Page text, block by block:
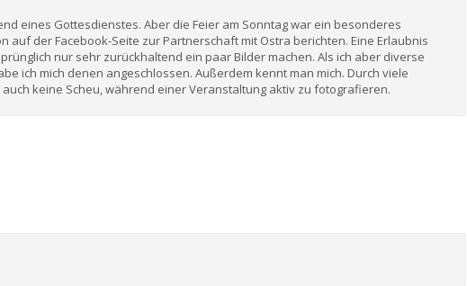
eines Gottesdienstes. Aber die Feier am Sonntag war ein besonderes
auf der Facebook-Seite zur Partnerschaft mit Ostra berichten. Eine Erlaubnis
nur sehr zurückhaltend ein paar Bilder machen. Als ich aber diverse
ich mich denen angeschlossen. Außerdem kennt man mich. Durch viele
keine Scheu, während einer Veranstaltung aktiv zu fotografieren.